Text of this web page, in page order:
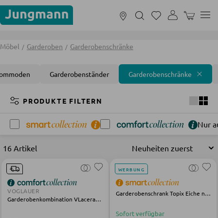
Nur noch 7 Tage: Sommerschlussverkauf!
MÖBEL
FILTERN NACH RÄUMEN
Wohnzimmer Schlafzimmer Badezimmer
SOFAS UND COUCHES
Möbel Garderoben Garderobenschränke
Garderobenständer Garderobenschränke
PRODUKTE FILTERN
Nur
16 Artikel
VOGLAUER
Garderobenkombination VLacera olivegrau Wildeiche
WERBUNG
Garderobenschrank Topix Eiche natur weiß
Sofort verfügbar